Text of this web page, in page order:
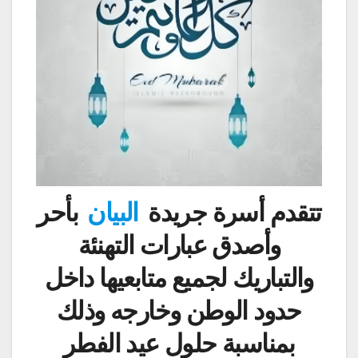
تتقدم أسرة جريدة البيان بأحر
وأصدق عبارات التهنئة
والتباريك لجميع متابعيها داخل
حدود الوطن وخارجه وذلك
بمناسبة حلول عيد الفطر